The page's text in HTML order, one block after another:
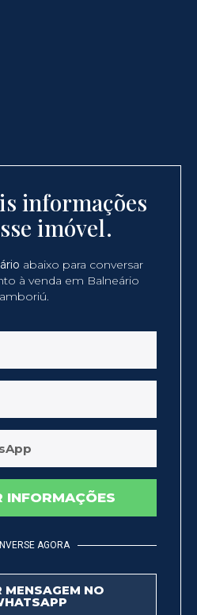
informações
imóvel.
abaixo para conversar
à venda em Balneário
INFORMAÇÕES
AGORA
MENSAGEM NO